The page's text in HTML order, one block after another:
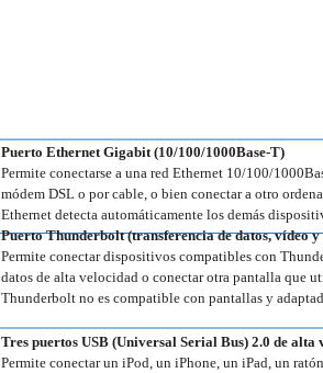
Puerto Ethernet Gigabit (10/100/1000Base-T)
Permite conectarse a una red Ethernet 10/100/
módem DSL o por cable, o bien conectar a otro
Ethernet detecta automáticamente los demás
Puerto Thunderbolt (transferencia de datos, vídeo
Permite conectar dispositivos compatibles con
datos de alta velocidad o conectar otra pantalla que
Thunderbolt no es compatible con pantallas y
Tres puertos USB (Universal Serial Bus) 2.0 de alta
Permite conectar un iPod, un iPhone, un iPad, un